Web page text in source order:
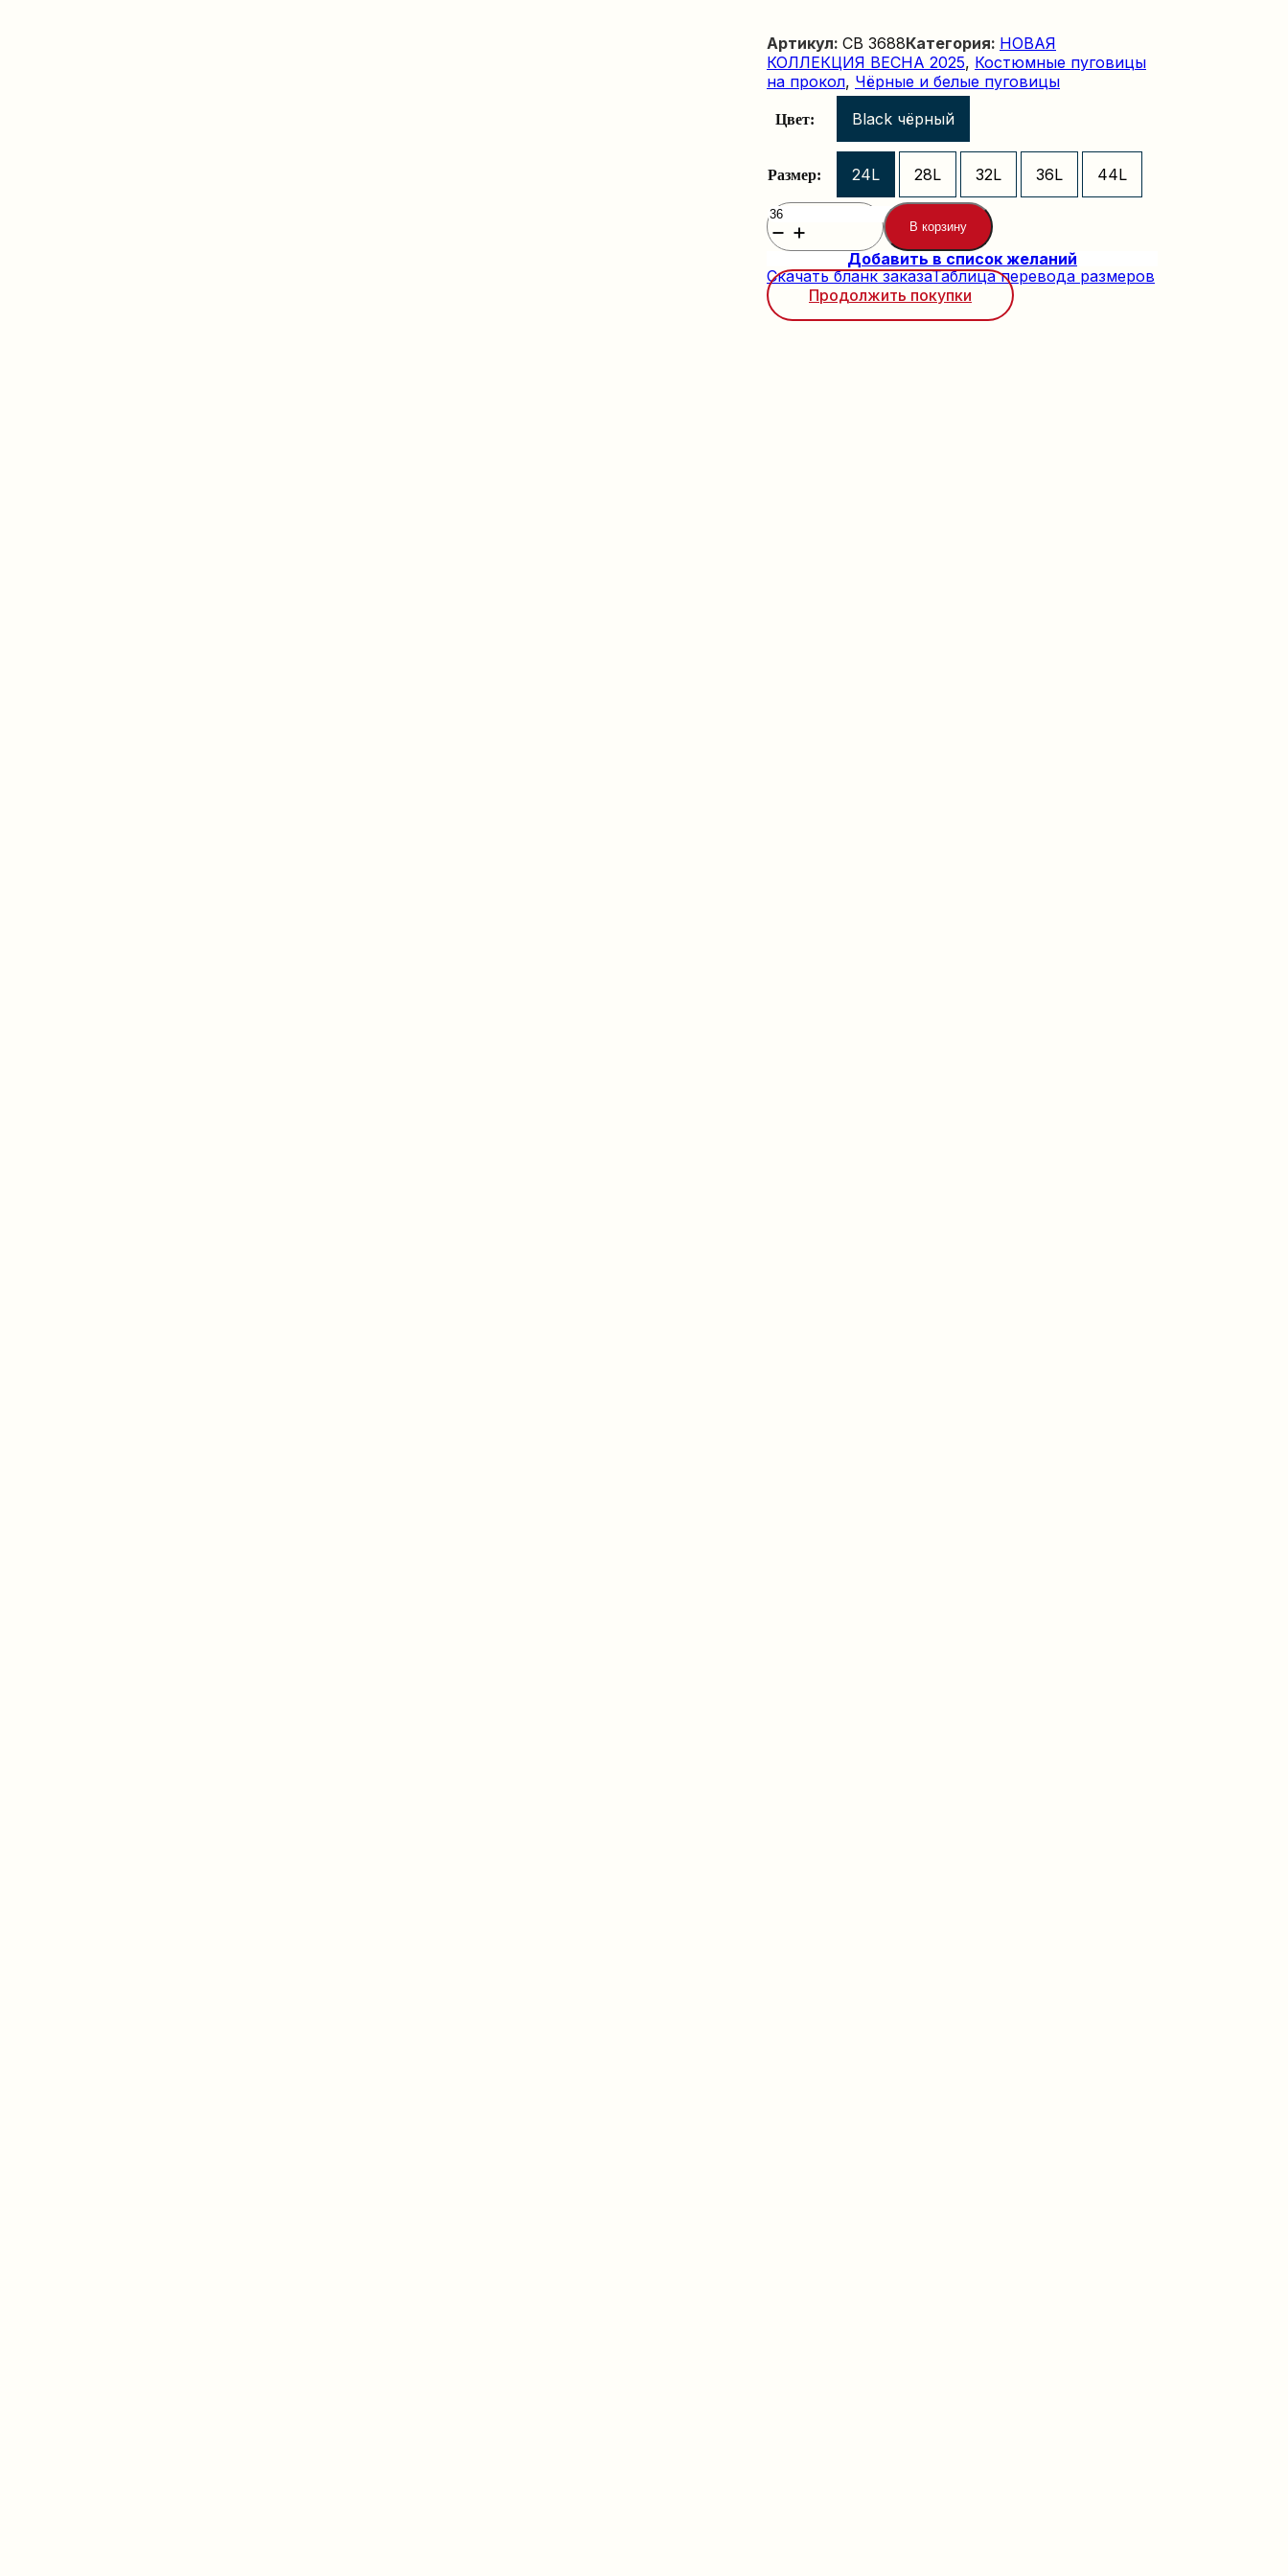
Артикул: CB 3688Категория: НОВАЯ
КОЛЛЕКЦИЯ ВЕСНА 2025, Костюмные пуговицы
на прокол, Чёрные и белые пуговицы
Цвет: Black чёрный
Размер: 24L 28L 32L 36L
44L
Количество
товара
CB
3688
В корзину
Добавить в список желаний
Скачать бланк заказаТаблица перевода размеров
Продолжить покупки